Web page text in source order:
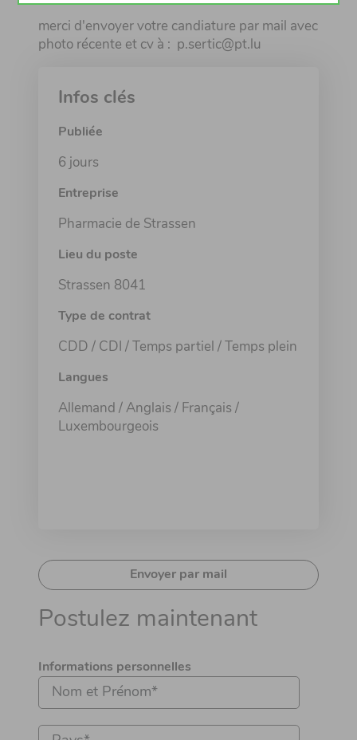
merci d'envoyer votre candiature par mail avec
photo récente et cv à : p.sertic@pt.lu
Infos clés
Publiée
6 jours
Entreprise
Pharmacie de Strassen
Lieu du poste
Strassen 8041
Type de contrat
CDD / CDI / Temps partiel / Temps plein
Langues
Allemand / Anglais / Français /
Luxembourgeois
Envoyer par mail
Postulez maintenant
Informations personnelles